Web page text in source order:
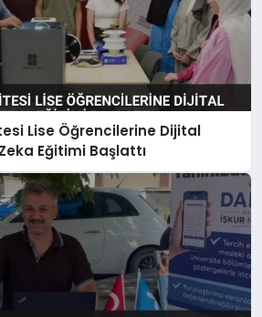
Lise Öğrencilerine Dijital
Eğitimi Başlattı